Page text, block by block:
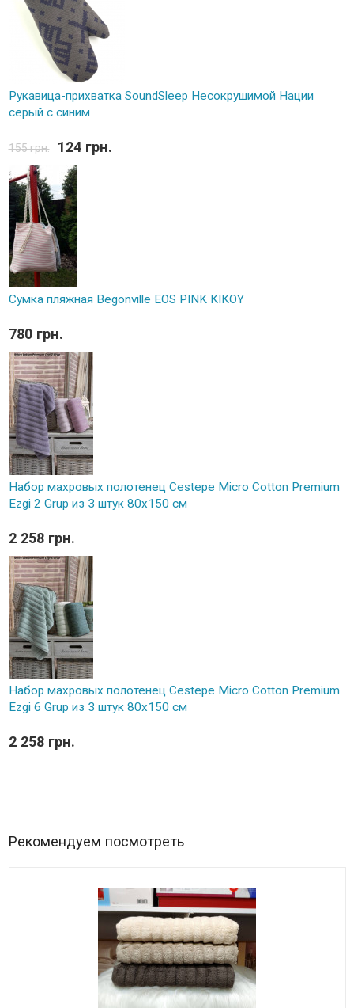
Рукавица-прихватка SoundSleep Несокрушимой Нации
серый с синим
155 грн. 124 грн.
Сумка пляжная Begonville EOS PINK KIKOY
780 грн.
Набор махровых полотенец Cestepe Micro Cotton Premium
Ezgi 2 Grup из 3 штук 80х150 см
2 258 грн.
Набор махровых полотенец Cestepe Micro Cotton Premium
Ezgi 6 Grup из 3 штук 80х150 см
2 258 грн.
Рекомендуем посмотреть